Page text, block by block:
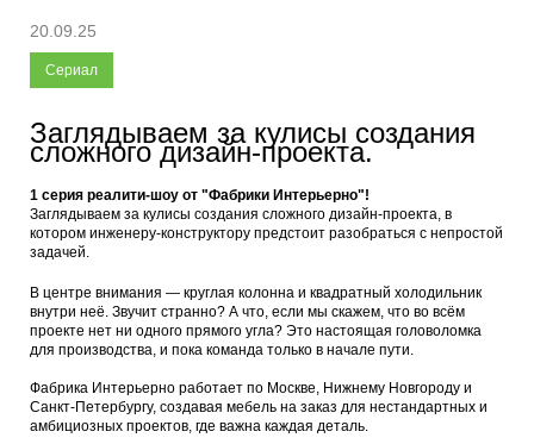
20.09.25
Сериал
Заглядываем за кулисы создания
сложного дизайн-проекта.
1 серия реалити-шоу от "Фабрики Интерьерно"!
Заглядываем за кулисы создания сложного дизайн-проекта, в
котором инженеру-конструктору предстоит разобраться с непростой
задачей.
В центре внимания — круглая колонна и квадратный холодильник
внутри неё. Звучит странно? А что, если мы скажем, что во всём
проекте нет ни одного прямого угла? Это настоящая головоломка
для производства, и пока команда только в начале пути.
Фабрика Интерьерно работает по Москве, Нижнему Новгороду и
Санкт-Петербургу, создавая мебель на заказ для нестандартных и
амбициозных проектов, где важна каждая деталь.